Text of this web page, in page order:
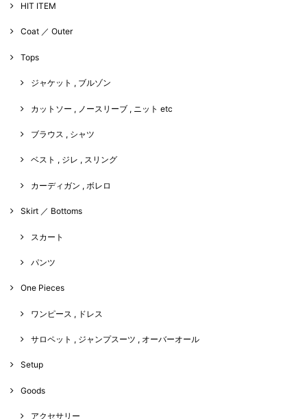
HIT ITEM
Coat ／ Outer
Tops
ジャケット , ブルゾン
カットソー , ノースリーブ , ニット etc
ブラウス , シャツ
ベスト , ジレ , スリング
カーディガン , ボレロ
Skirt ／ Bottoms
スカート
パンツ
One Pieces
ワンピース , ドレス
サロペット , ジャンプスーツ , オーバーオール
Setup
Goods
アクセサリー